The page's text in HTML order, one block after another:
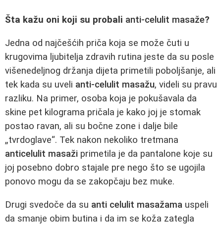
Šta kažu oni koji su probali anti-celulit masaže?
Jedna od najčešćih priča koja se može čuti u
krugovima ljubitelja zdravih rutina jeste da su posle
višenedeljnog držanja dijeta primetili poboljšanje, ali
tek kada su uveli anti-celulit masažu, videli su pravu
razliku. Na primer, osoba koja je pokušavala da
skine pet kilograma pričala je kako joj je stomak
postao ravan, ali su bočne zone i dalje bile
„tvrdoglave“. Tek nakon nekoliko tretmana
anticelulit masaži primetila je da pantalone koje su
joj posebno dobro stajale pre nego što se ugojila
ponovo mogu da se zakopčaju bez muke.
Drugi svedoče da su anti celulit masažama uspeli
da smanje obim butina i da im se koža zategla